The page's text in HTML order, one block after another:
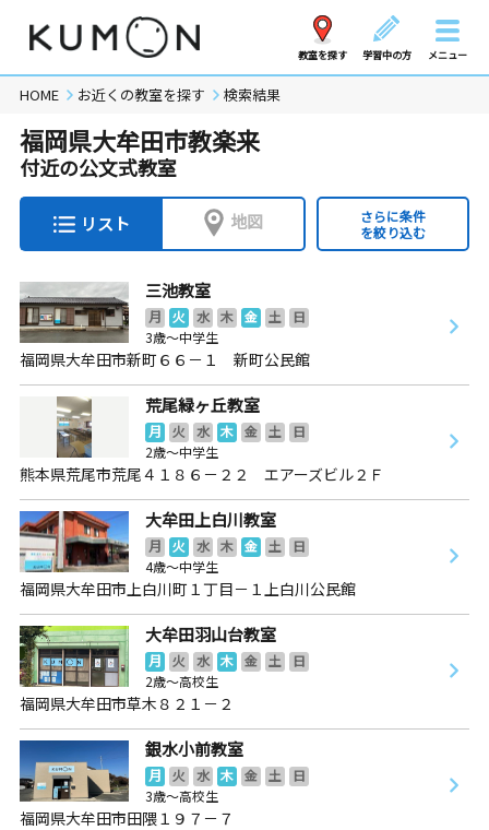
教室を探す 学習中の方 メニュー
HOME お近くの教室を探す 検索結果
福岡県大牟田市教楽来
付近の公文式教室
リスト 地図
さらに条件
を絞り込む
三池教室
月 火 水 木 金 土
日
3歳～中学生
福岡県大牟田市新町６６－１ 新町公民館
荒尾緑ヶ丘教室
月 火 水 木 金 土
日
2歳～中学生
熊本県荒尾市荒尾４１８６－２２ エアーズビル２Ｆ
大牟田上白川教室
月 火 水 木 金 土
日
4歳～中学生
福岡県大牟田市上白川町１丁目－１上白川公民館
大牟田羽山台教室
月 火 水 木 金 土
日
2歳～高校生
福岡県大牟田市草木８２１－２
銀水小前教室
月 火 水 木 金 土
日
3歳～高校生
福岡県大牟田市田隈１９７－７